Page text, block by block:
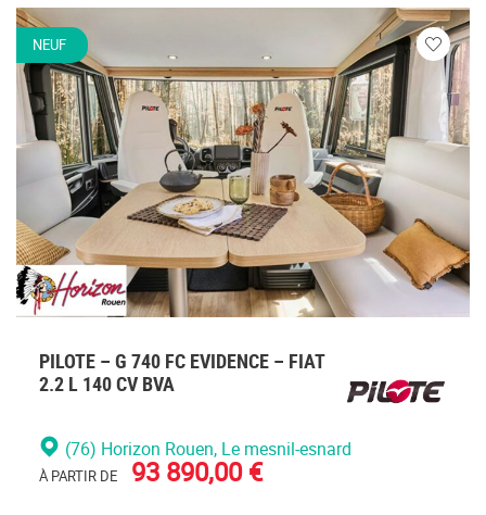
NEUF
Veuillez
vous
PILOTE – G 740 FC EVIDENCE – FIAT
2.2 L 140 CV BVA
(76) Horizon Rouen, Le mesnil-esnard
À PARTIR DE 93 890,00 €